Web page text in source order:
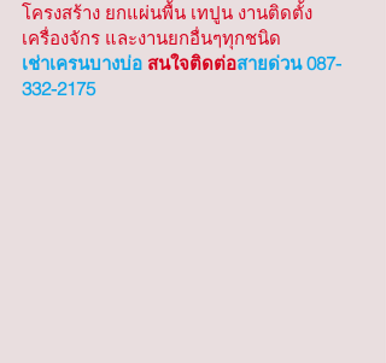
โครงสร้าง ยกแผ่นพื้น เทปูน งานติดตั้ง
เครื่องจักร และงานยกอื่นๆทุกชนิด
เช่าเครนบางบ่อ สนใจติดต่อสายด่วน 087-
332-2175